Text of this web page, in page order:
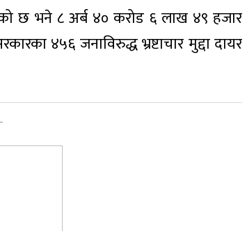
छ भने ८ अर्ब ४० करोड ६ लाख ४९ हजार
४५६ जनाविरुद्ध भ्रष्टाचार मुद्दा दायर